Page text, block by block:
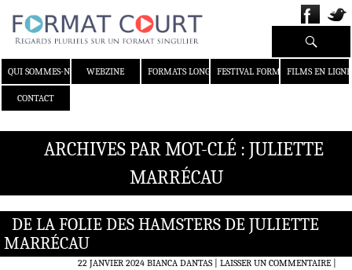
QUI SOMMES-NOUS ?WEBZINE FORMATS LONGS FESTIVAL FORMAT COURT
FILMS EN LIGNE
CONTACT
Recherche
ARCHIVES PAR MOT-CLÉ : JULIETTE
MARRÉCAU
DE LA FOLIE DES HAMSTERS DE JULIETTE
MARRÉCAU
22 JANVIER 2024 BIANCA DANTAS LAISSER UN COMMENTAIRE|